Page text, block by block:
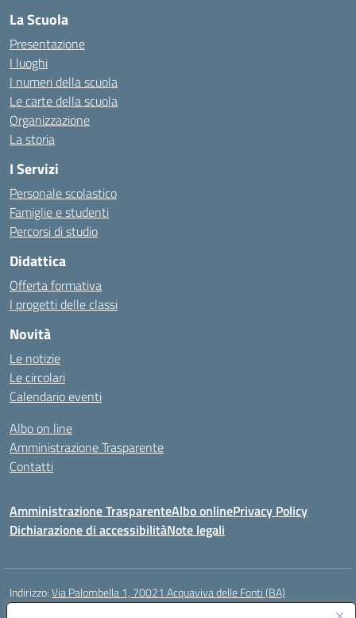
La Scuola
Presentazione
I luoghi
I numeri della scuola
Le carte della scuola
Organizzazione
La storia
I Servizi
Personale scolastico
Famiglie e studenti
Percorsi di studio
Didattica
Offerta formativa
I progetti delle classi
Novità
Le notizie
Le circolari
Calendario eventi
Albo on line
Amministrazione Trasparente
Contatti
Amministrazione TrasparenteAlbo onlinePrivacy Policy
Dichiarazione di accessibilitàNote legali
Indirizzo:Via Palombella 1, 70021 Acquaviva delle Fonti (BA)
Centralino: